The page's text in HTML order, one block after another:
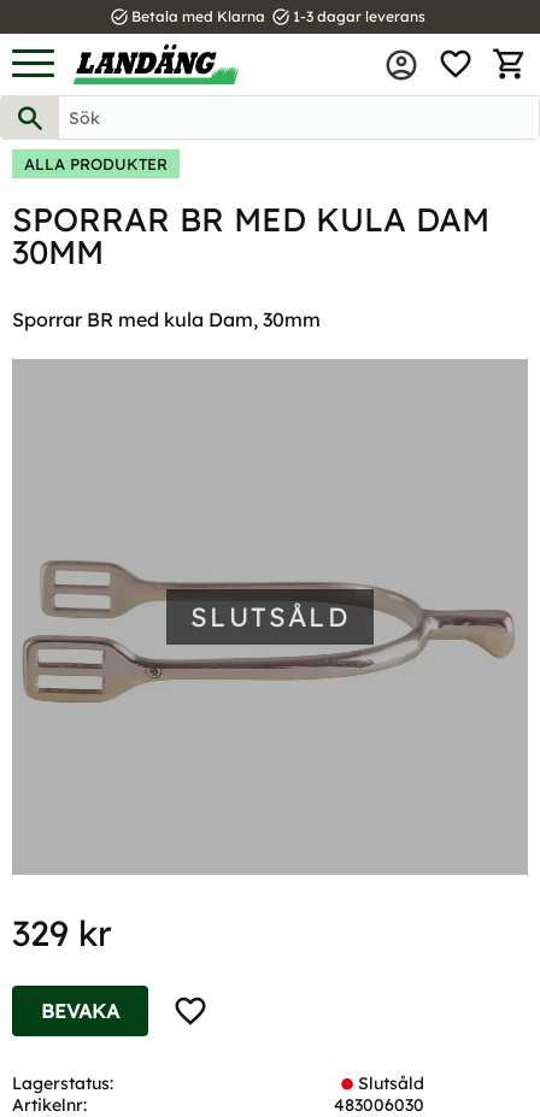
Meny
task_alt Betala med Klarna task_alt 1-3 dagar leverans
ALLA PRODUKTER
SPORRAR BR MED KULA DAM
30MM
Sporrar BR med kula Dam, 30mm
SLUTSÅLD
329 kr
Lägg till i favoriter
BEVAKA
Lagerstatus
Slutsåld
Artikelnr
483006030